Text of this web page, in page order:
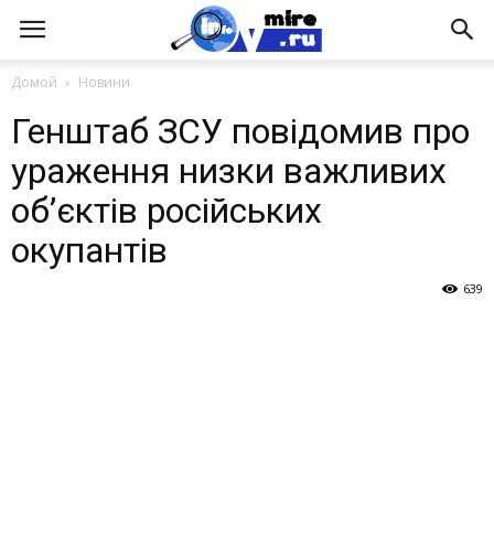
Домой Новини
Генштаб ЗСУ повідомив про
ураження низки важливих
об’єктів російських
окупантів
639